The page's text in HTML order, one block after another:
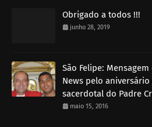
Obrigado a todos !!!
junho 28, 2019
São Felipe:
News pelo
sacerdotal do Padre
maio 15, 2016